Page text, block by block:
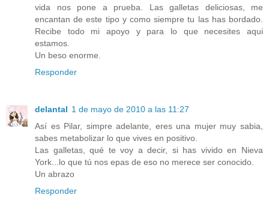
vida nos pone a prueba. Las galletas deliciosas, me
encantan de este tipo y como siempre tu las has bordado.
Recibe todo mi apoyo y para lo que necesites aqui
estamos.
Un beso enorme.
Responder
delantal 1 de mayo de 2010 a las 11:27
Así es Pilar, simpre adelante, eres una mujer muy sabia,
sabes metabolizar lo que vives en positivo.
Las galletas, qué te voy a decir, si has vivido en Nieva
York...lo que tú nos epas de eso no merece ser conocido.
Un abrazo
Responder